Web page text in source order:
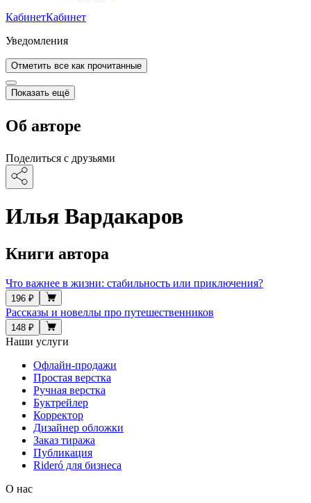
КабинетКабинет
Уведомления
Отметить все как прочитанные
Показать ещё
Об авторе
Поделиться с друзьями
Илья Вардакаров
Книги автора
Что важнее в жизни: стабильность или приключения?
196 ₽
Рассказы и новеллы про путешественников
148 ₽
Наши услуги
Офлайн-продажи
Простая верстка
Ручная верстка
Буктрейлер
Корректор
Дизайнер обложки
Заказ тиража
Публикация
Rideró для бизнеса
О нас